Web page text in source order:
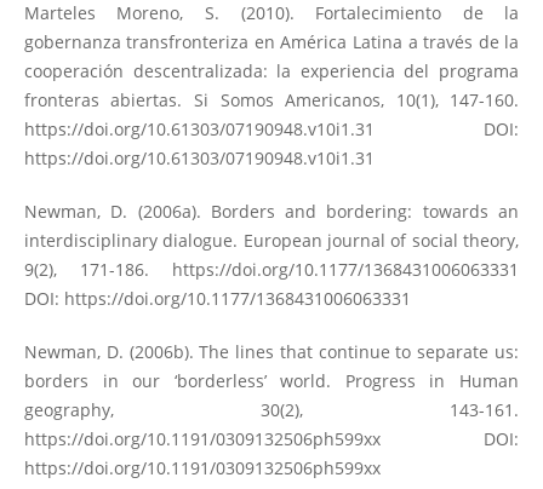
Marteles Moreno, S. (2010). Fortalecimiento de la
gobernanza transfronteriza en América Latina a través de la
cooperación descentralizada: la experiencia del programa
fronteras abiertas. Si Somos Americanos, 10(1), 147-160.
https://doi.org/10.61303/07190948.v10i1.31
DOI:
https://doi.org/10.61303/07190948.v10i1.31
Newman, D. (2006a). Borders and bordering: towards an
interdisciplinary dialogue. European journal of social theory,
9(2), 171-186. https://doi.org/10.1177/1368431006063331
DOI: https://doi.org/10.1177/1368431006063331
Newman, D. (2006b). The lines that continue to separate us:
borders in our ‘borderless’ world. Progress in Human
geography, 30(2), 143-161.
https://doi.org/10.1191/0309132506ph599xxDOI:
https://doi.org/10.1191/0309132506ph599xx